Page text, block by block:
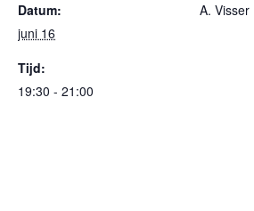
Datum:
juni 16
Tijd:
19:30 - 21:00
A. Visser